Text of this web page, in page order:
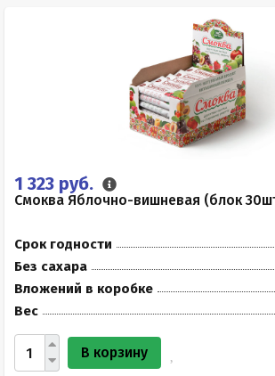
1 323 руб.
Смоква Яблочно-вишневая (блок
Срок годности
Без сахара
Вложений в коробке
Вес
В корзину